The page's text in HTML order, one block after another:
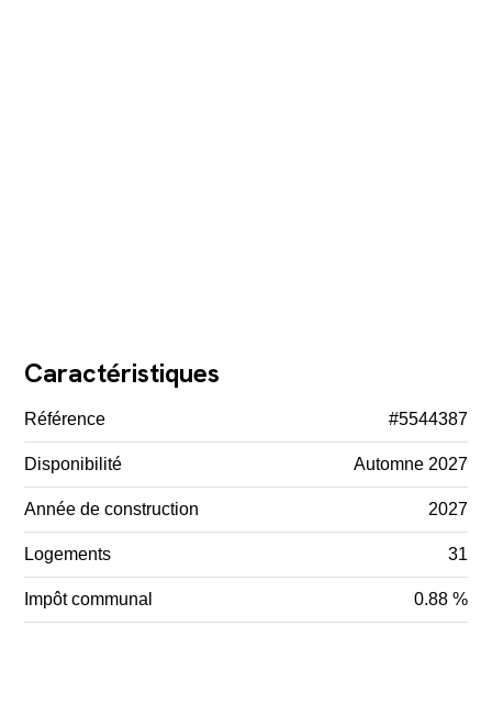
Caractéristiques
Référence #5544387
Disponibilité Automne 2027
Année de construction 2027
Logements 31
Impôt communal 0.88 %